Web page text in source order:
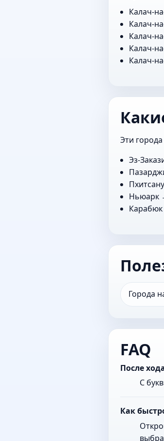
Калач-
Калач-
Калач-
Калач-
Калач-
Эти
Эз-
Ньюарк
Карабюк
Города
FAQ
После
С
Как